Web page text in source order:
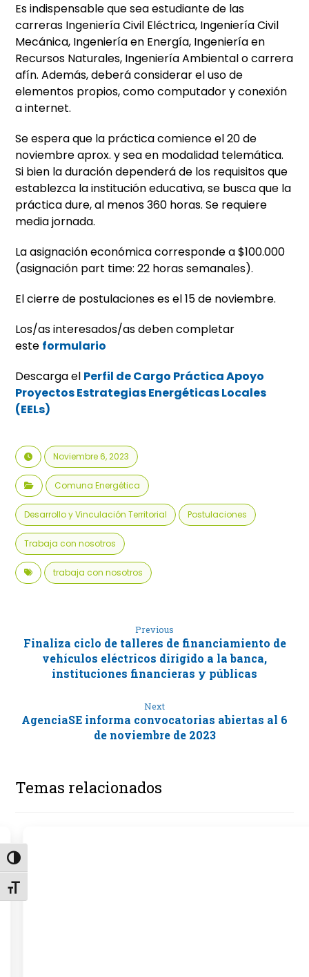
Alternar alto contraste
Alternar tamaño de letra
Es indispensable que sea estudiante de las
carreras Ingeniería Civil Eléctrica, Ingeniería Civil
Mecánica, Ingeniería en Energía, Ingeniería en
Recursos Naturales, Ingeniería Ambiental o carrera
afín. Además, deberá considerar el uso de
elementos propios, como computador y conexión
a internet.
Se espera que la práctica comience el 20 de
noviembre aprox. y sea en modalidad telemática.
Si bien la duración dependerá de los requisitos que
establezca la institución educativa, se busca que la
práctica dure, al menos 360 horas. Se requiere
media jornada.
La asignación económica corresponde a $100.000
(asignación part time: 22 horas semanales).
El cierre de postulaciones es el 15 de noviembre.
Los/as interesados/as deben completar
este formulario
Descarga el Perfil de Cargo Práctica Apoyo
Proyectos Estrategias Energéticas Locales
(EELs)
Noviembre 6, 2023
Comuna Energética
Desarrollo y Vinculación Territorial Postulaciones
Trabaja con nosotros
trabaja con nosotros
Previous
Finaliza ciclo de talleres de financiamiento de
vehículos eléctricos dirigido a la banca,
instituciones financieras y públicas
Next
AgenciaSE informa convocatorias abiertas al 6
de noviembre de 2023
Temas relacionados